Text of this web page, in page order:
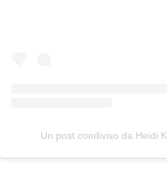
Un post condiviso da Heidi